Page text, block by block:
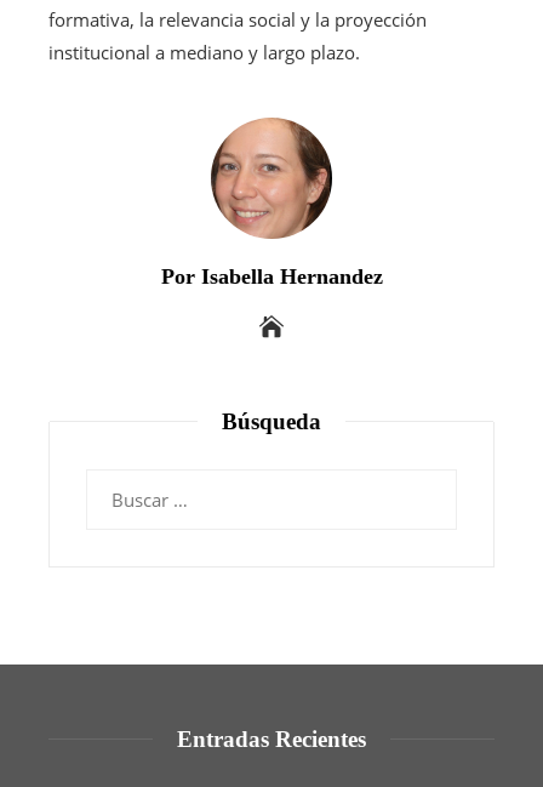
formativa, la relevancia social y la proyección
institucional a mediano y largo plazo.
Por Isabella Hernandez
Búsqueda
Entradas Recientes